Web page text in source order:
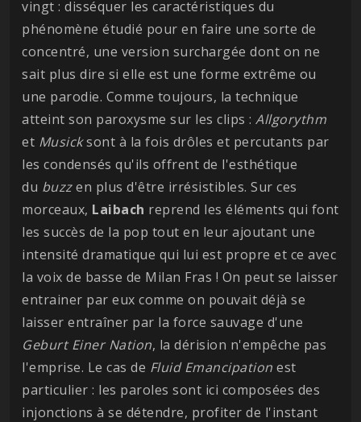
vingt : disséquer les caractéristiques du
phénomène étudié pour en faire une sorte de
concentré, une version surchargée dont on ne
sait plus dire si elle est une forme extrême ou
une parodie. Comme toujours, la technique
atteint son paroxysme sur les clips : Allgorythm
et Musicksont à la fois drôles et percutants par
les condensés qu'ils offrent de l'esthétique
du buzzen plus d'être irrésistibles. Sur ces
morceaux, Laibach reprend les éléments qui font
les succès de la pop tout en leur ajoutant une
intensité dramatique qui lui est propre et ce avec
la voix de basse de Milan Fras ! On peut se laisser
entrainer par eux comme on pouvait déjà se
laisser entraîner par la force sauvage d'une
Geburt Einer Nation, la dérision n'empêche pas
l'emprise. Le cas de Fluid Emancipation est
particulier : les paroles sont ici composées des
injonctions à se détendre, profiter de l'instant